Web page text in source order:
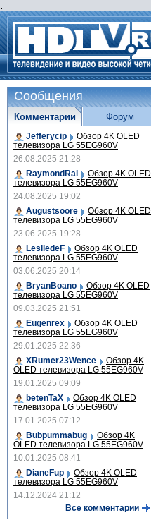
.
Сообщения
Комментарии
Jefferycip Обзор 4K OLED
телевизора LG 55EG960V
26.08.2025 21:28
RaymondRal
Обзор 4K OLED
телевизора LG 55EG960V
24.08.2025 19:02
Augustsoore
Обзор 4K OLED
телевизора LG 55EG960V
23.06.2025 19:28
LesliedeF
Обзор 4K OLED
телевизора LG 55EG960V
03.06.2025 20:14
BryanBoano
Обзор 4K OLED
телевизора LG 55EG960V
09.03.2025 21:51
Eugenrex
Обзор 4K OLED
телевизора LG 55EG960V
29.01.2025 22:36
XRumer23Wence
Обзор 4K
OLED телевизора LG 55EG960V
19.01.2025 09:09
betenTaX
Обзор 4K OLED
телевизора LG 55EG960V
17.01.2025 07:12
Bubpummabug
Обзор 4K
OLED телевизора LG 55EG960V
10.01.2025 08:41
DianeFup
Обзор 4K OLED
телевизора LG 55EG960V
14.12.2024 21:12
Все комментарии
Форум